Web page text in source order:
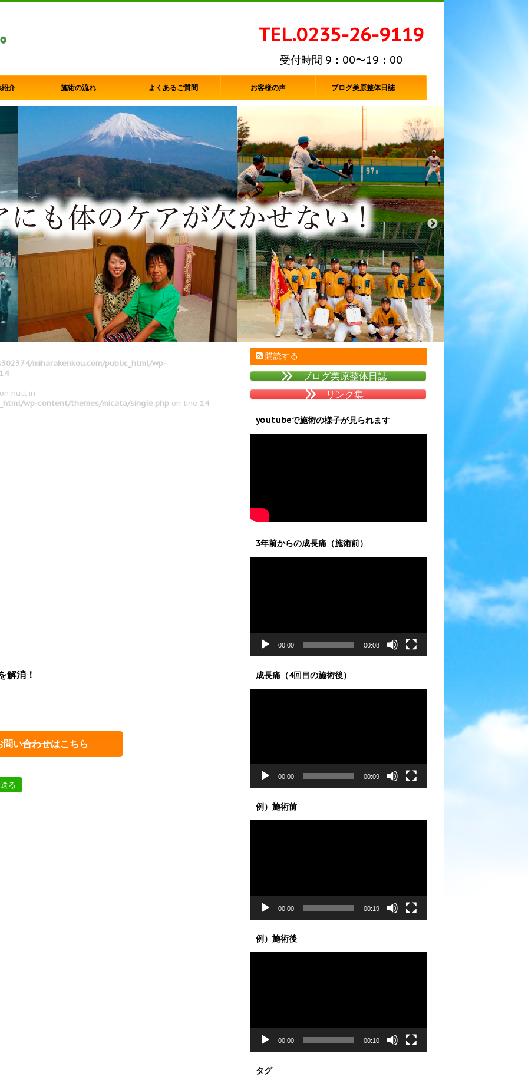
TEL.0235-26-9119
受付時間 9：00〜19：00
介 施術の流れ よくあるご質問 お客様の声 ブログ美原整体日誌
miharakenkou.com/public_html/wp-
14
null in
wp-content/themes/micata/single.php on line 14
解消！
い合わせはこちら
る
購読する
ブログ美原整体日誌
リンク集
youtubeで施術の様子が見られます
3年前からの成長痛（施術前）
00:00 00:08
成長痛（4回目の施術後）
00:00 00:09
例）施術前
00:00 00:19
例）施術後
00:00 00:10
タグ